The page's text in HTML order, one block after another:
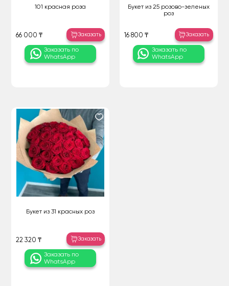
101 красная роза
66 000 ₸ Заказать
Заказать по
WhatsApp
Букет из 25 розово-зеленых
роз
16 800 ₸ Заказать
Заказать по
WhatsApp
Букет из 31 красных роз
22 320 ₸ Заказать
Заказать по
WhatsApp